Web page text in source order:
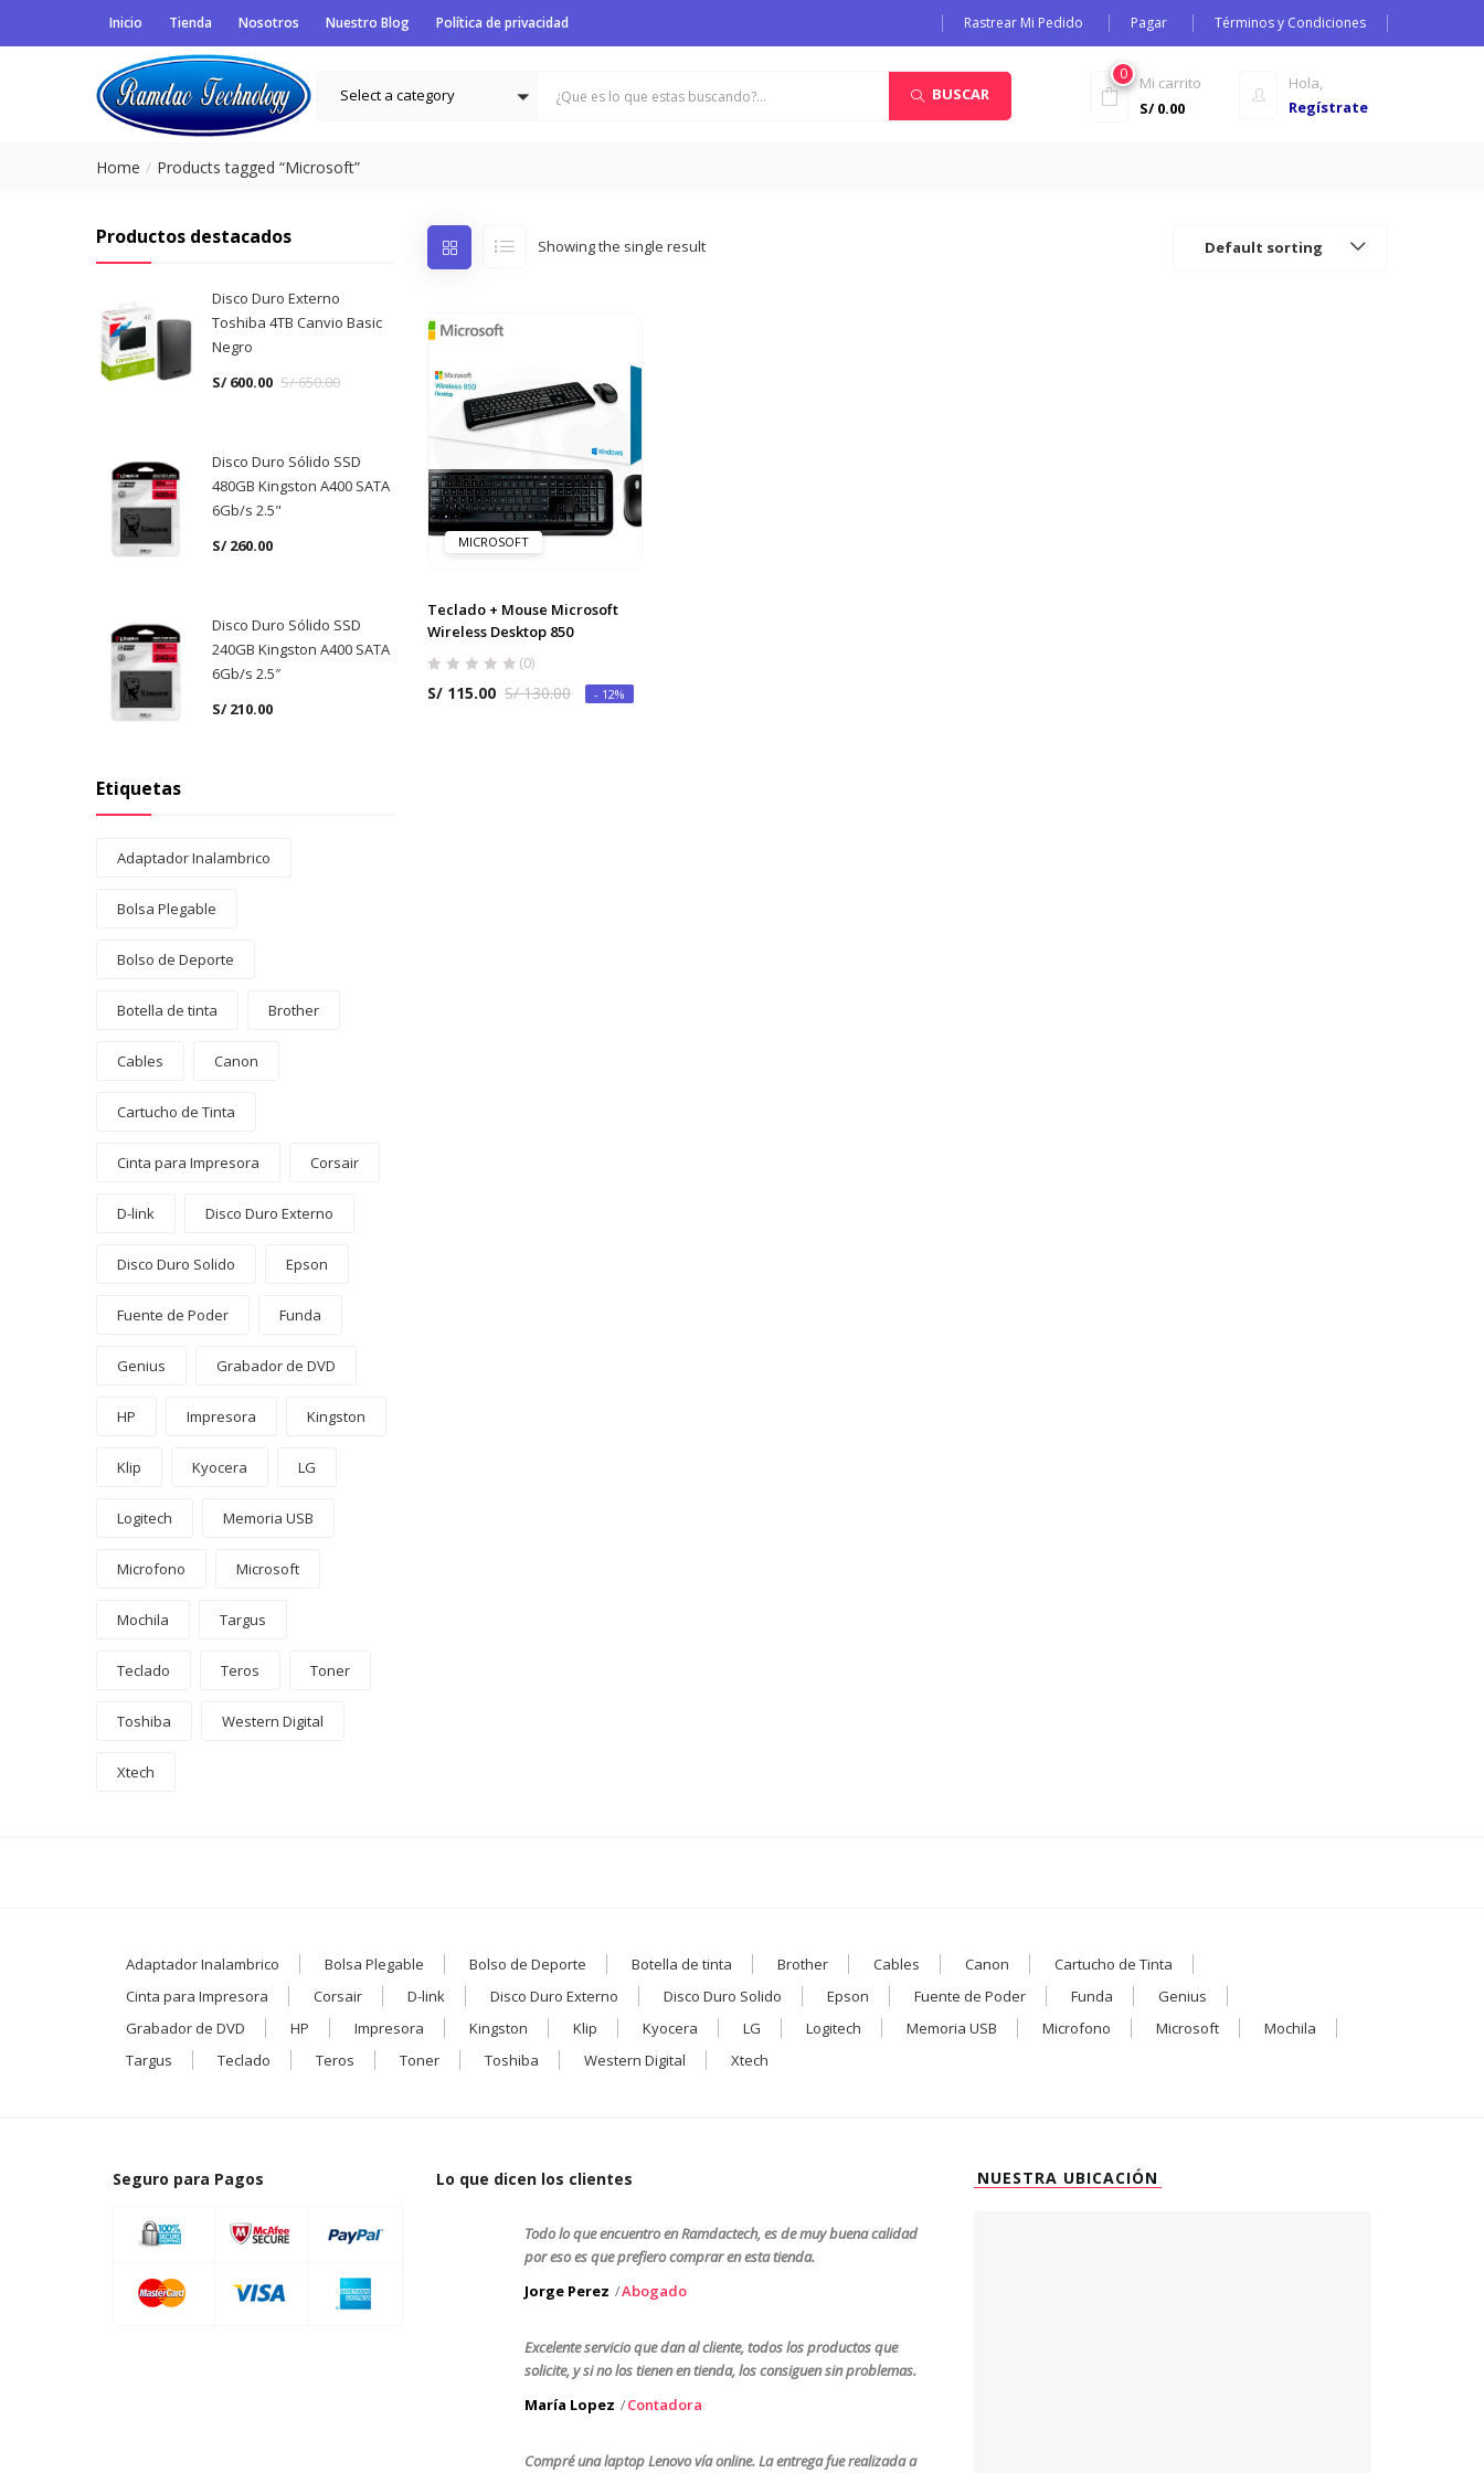
Inicio Tienda Nosotros Nuestro Blog Política de privacidad Rastrear Mi Pedido Pagar Términos y Condiciones
Select a category BUSCAR
Hola,
Regístrate
0
Mi carrito
S/0.00
Home Products tagged “Microsoft”
Showing the single result Default sorting
MICROSOFT
Teclado + Mouse Microsoft
Wireless Desktop 850
(0)
S/ 115.00 S/130.00 - 12%
Productos destacados
Disco Duro Externo
Toshiba 4TB Canvio Basic
Negro
S/600.00 S/650.00
Disco Duro Sólido SSD
480GB Kingston A400 SATA
6Gb/s 2.5"
S/260.00
Disco Duro Sólido SSD
240GB Kingston A400 SATA
6Gb/s 2.5″
S/210.00
Etiquetas
Adaptador Inalambrico
Bolsa Plegable
Bolso de Deporte
Botella de tinta Brother
Cables Canon
Cartucho de Tinta
Cinta para Impresora Corsair
D-link Disco Duro Externo
Disco Duro Solido Epson
Fuente de Poder Funda
Genius Grabador de DVD
HP Impresora Kingston
Klip Kyocera LG
Logitech Memoria USB
Microfono Microsoft
Mochila Targus
Teclado Teros Toner
Toshiba Western Digital
Xtech
Adaptador Inalambrico Bolsa Plegable Bolso de Deporte Botella de tinta Brother Cables Canon
Cartucho de Tinta
Cinta para Impresora
Corsair D-link Disco Duro Externo Disco Duro Solido Epson Fuente de Poder Funda
Genius
Grabador de DVD
HP Impresora Kingston Klip Kyocera LG Logitech Memoria USB Microfono Microsoft
Mochila
Targus
Teclado Teros Toner Toshiba Western Digital Xtech
Seguro para Pagos Lo que dicen los clientes
Todo lo que encuentro en Ramdactech, es de muy buena calidad
por eso es que prefiero comprar en esta tienda.
Jorge Perez
Abogado
Excelente servicio que dan al cliente, todos los productos que
solicite, y si no los tienen en tienda, los consiguen sin problemas.
María Lopez
Contadora
Compré una laptop Lenovo vía online. La entrega fue realizada a
NUESTRA UBICACIÓN